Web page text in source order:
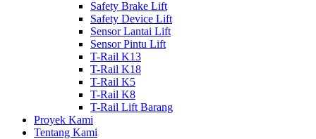
Safety Brake Lift
Safety Device Lift
Sensor Lantai Lift
Sensor Pintu Lift
T-Rail K13
T-Rail K18
T-Rail K5
T-Rail K8
T-Rail Lift Barang
Proyek Kami
Tentang Kami